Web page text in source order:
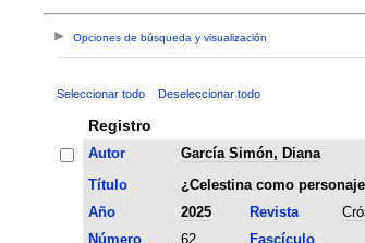
Opciones de búsqueda y visualización
Seleccionar todo Deseleccionar todo
Registro
Autor
García Simón, Diana
Título
¿Celestina como
Año
2025 Revista
Número
62 Fascículo